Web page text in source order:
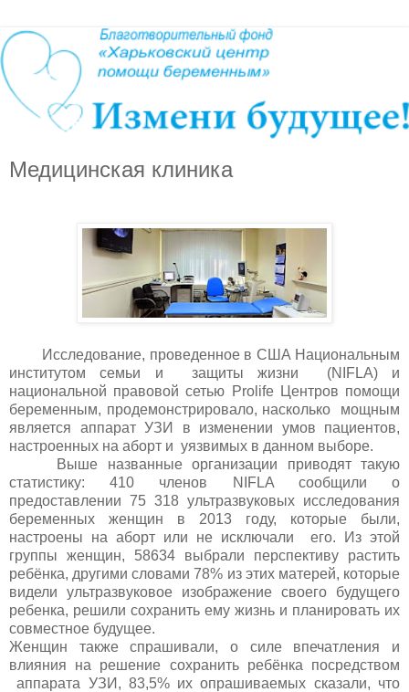
Медицинская клиника
Исследование, проведенное в США Национальным
институтом семьи и защиты жизни (NIFLA) и
национальной правовой сетью Prolife Центров помощи
беременным, продемонстрировало, насколько мощным
является аппарат УЗИ в изменении умов пациентов,
настроенных на аборт и уязвимых в данном выборе.
Выше названные организации приводят такую
статистику: 410 членов NIFLA сообщили о
предоставлении 75 318 ультразвуковых исследования
беременных женщин в 2013 году, которые были,
настроены на аборт или не исключали его. Из этой
группы женщин, 58634 выбрали перспективу растить
ребёнка, другими словами 78% из этих матерей, которые
видели ультразвуковое изображение своего будущего
ребенка, решили сохранить ему жизнь и планировать их
совместное будущее.
Женщин также спрашивали, о силе впечатления и
влияния на решение сохранить ребёнка посредством
аппарата УЗИ, 83,5% их опрашиваемых сказали, что